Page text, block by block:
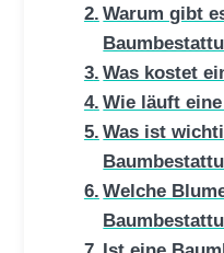
Warum gibt
Was kostet
Wie läuft
Was ist
Welche